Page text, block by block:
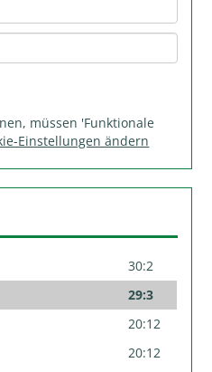
müssen 'Funktionale
Einstellungen ändern
30:2
29:3
20:12
20:12